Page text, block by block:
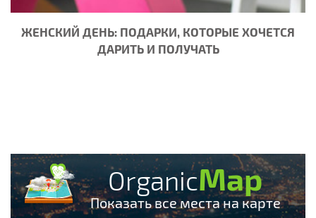
ЖЕНСКИЙ ДЕНЬ: ПОДАРКИ, КОТОРЫЕ ХОЧЕТСЯ
ДАРИТЬ И ПОЛУЧАТЬ
OrganicMap
Показать все места на карте